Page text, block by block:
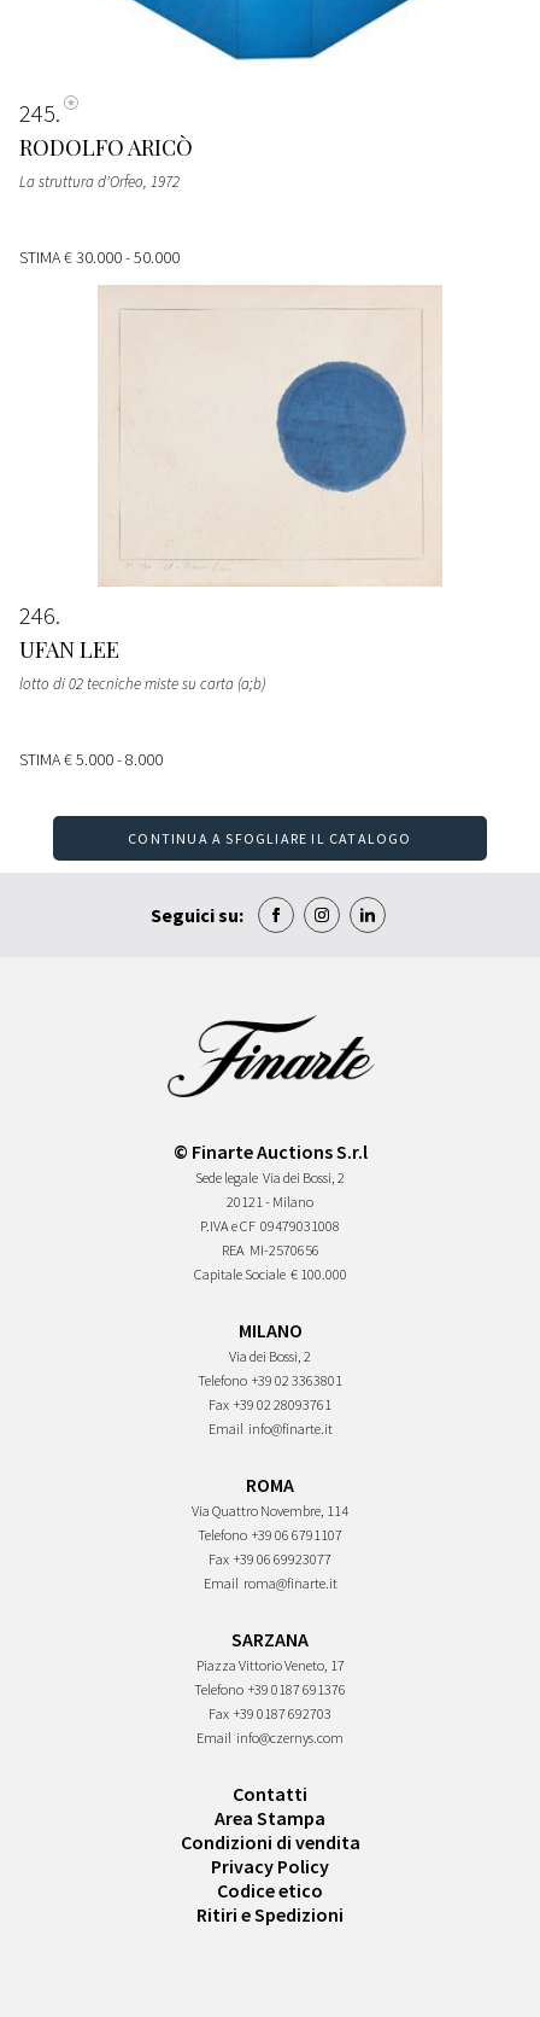
245
RODOLFO ARICÒ
La struttura d'Orfeo, 1972
STIMA€ 30.000 - 50.000
246
UFAN LEE
lotto di 02 tecniche miste su carta (a;b)
STIMA€ 5.000 - 8.000
CONTINUA A SFOGLIARE IL CATALOGO
Seguici su:
© Finarte Auctions S.r.l
Sede legale Via dei Bossi, 2
20121 - Milano
P.IVA e CF 09479031008
REA MI-2570656
Capitale Sociale € 100.000
MILANO
Via dei Bossi, 2
Telefono +39 02 3363801
Fax +39 02 28093761
Email info@finarte.it
ROMA
Via Quattro Novembre, 114
Telefono +39 06 6791107
Fax +39 06 69923077
Email roma@finarte.it
SARZANA
Piazza Vittorio Veneto, 17
Telefono +39 0187 691376
Fax +39 0187 692703
Email info@czernys.com
Contatti
Area Stampa
Condizioni di vendita
Privacy Policy
Codice etico
Ritiri e Spedizioni